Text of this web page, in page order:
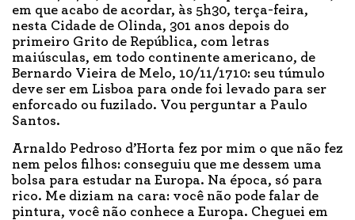
em que acabo de acordar, às 5h30, terça-feira,
nesta Cidade de Olinda, 301 anos depois do
primeiro Grito de República, com letras
maiúsculas, em todo continente americano, de
Bernardo Vieira de Melo, 10/11/1710: seu túmulo
deve ser em Lisboa para onde foi levado para ser
enforcado ou fuzilado. Vou perguntar a Paulo
Santos.
Arnaldo Pedroso d’Horta fez por mim o que não fez
nem pelos filhos: conseguiu que me dessem uma
bolsa para estudar na Europa. Na época, só para
rico. Me diziam na cara: você não pode falar de
pintura, você não conhece a Europa. Cheguei em